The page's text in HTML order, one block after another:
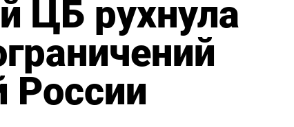
ЦБ рухнула
России